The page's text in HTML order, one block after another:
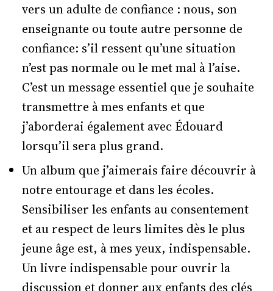
vers un adulte de confiance : nous, son
enseignante ou toute autre personne de
confiance: s’il ressent qu’une situation
n’est pas normale ou le met mal à l’aise.
C’est un message essentiel que je souhaite
transmettre à mes enfants et que
j’aborderai également avec Édouard
lorsqu’il sera plus grand.
Un album que j’aimerais faire découvrir à
notre entourage et dans les écoles.
Sensibiliser les enfants au consentement
et au respect de leurs limites dès le plus
jeune âge est, à mes yeux, indispensable.
Un livre indispensable pour ouvrir la
discussion et donner aux enfants des clés